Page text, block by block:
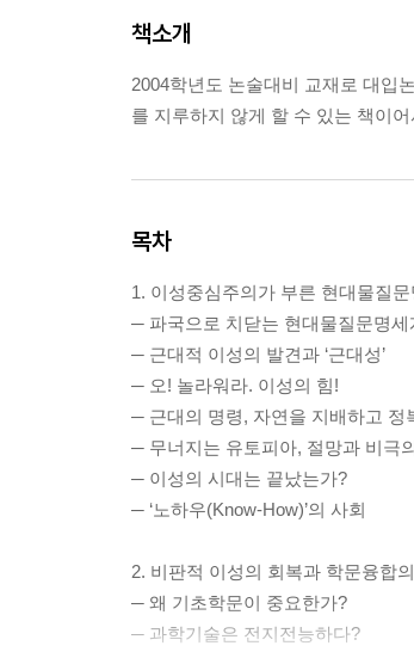
책소개
2004학년도 논술대비 교재로 대입
를 지루하지 않게 할 수 있는 책이
목차
1. 이성중심주의가 부른 현대물질문
─ 파국으로 치닫는 현대물질문명세
─ 근대적 이성의 발견과 ‘근대성’
─ 오! 놀라워라. 이성의 힘!
─ 근대의 명령, 자연을 지배하고 정
─ 무너지는 유토피아, 절망과 비극
─ 이성의 시대는 끝났는가?
─ ‘노하우(Know-How)’의 사회
2. 비판적 이성의 회복과 학문융합
─ 왜 기초학문이 중요한가?
─ 과학기술은 전지전능하다?